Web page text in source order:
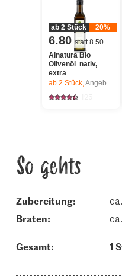
ab 2 Stück 20%
6.80 statt 8.50
Alnatura Bio
Olivenöl nativ,
extra
ab 2 Stück,Angebot gilt nur vom 6.8. bis 12.8.2026, solange Vorrat.
So gehts
Zubereitung:
braten:
Gesamt: 1